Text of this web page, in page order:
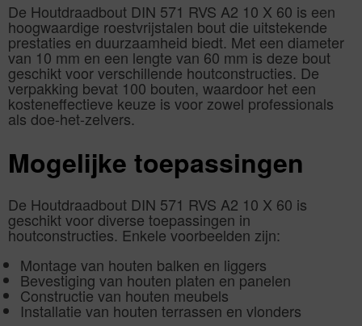
De Houtdraadbout DIN 571 RVS A2 10 X 60 is een
hoogwaardige roestvrijstalen bout die uitstekende
prestaties en duurzaamheid biedt. Met een diameter
van 10 mm en een lengte van 60 mm is deze bout
geschikt voor verschillende houtconstructies. De
verpakking bevat 100 bouten, waardoor het een
kosteneffectieve keuze is voor zowel professionals
als doe-het-zelvers.
Mogelijke toepassingen
De Houtdraadbout DIN 571 RVS A2 10 X 60 is
geschikt voor diverse toepassingen in
houtconstructies. Enkele voorbeelden zijn:
Montage van houten balken en liggers
Bevestiging van houten platen en panelen
Constructie van houten meubels
Installatie van houten terrassen en vlonders